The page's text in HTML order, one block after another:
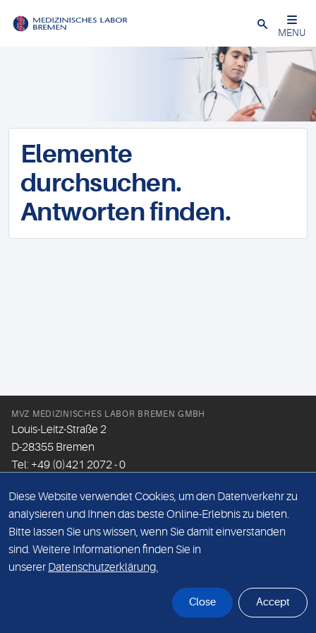
Schließen
MENU
Elemente
durchsuchen.
Antworten finden.
MVZ MEDIZINISCHES LABOR BREMEN GMBH
Louis-Leitz-Straße 2
D-28355 Bremen
Tel: +49 (0)421 2072 - 0
Email:info@mlhb.de
DATENSCHUTZ
IMPRESSUM
Diese Website verwendet Cookies, um den Datenverkehr zu
analysieren und Ihnen das beste Online-Erlebnis zu bieten.
Bitte lassen Sie uns wissen, wenn Sie damit einverstanden
sind. Weitere Informationen finden Sie in
unserer Datenschutzerklärung.
Close Accept